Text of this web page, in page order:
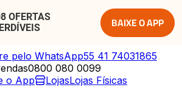
OFERTAS
BAIXE O APP
pelo WhatsApp55 41 74031865
0800 080 0099
o App LojasLojas Físicas